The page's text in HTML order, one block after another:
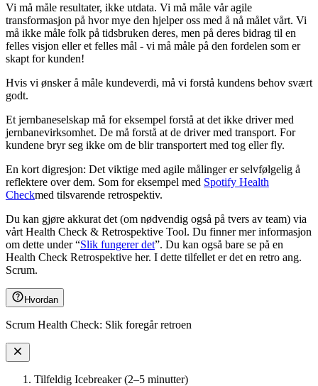
Vi må måle resultater, ikke utdata. Vi må måle vår agile
transformasjon på hvor mye den hjelper oss med å nå målet vårt. Vi
må ikke måle folk på tidsbruken deres, men på deres bidrag til en
felles visjon eller et felles mål - vi må måle på den fordelen som er
skapt for kunden!
Hvis vi ønsker å måle kundeverdi, må vi forstå kundens behov svært
godt.
Et jernbaneselskap må for eksempel forstå at det ikke driver med
jernbanevirksomhet. De må forstå at de driver med transport. For
kundene bryr seg ikke om de blir transportert med tog eller fly.
En kort digresjon: Det viktige med agile målinger er selvfølgelig å
reflektere over dem. Som for eksempel med Spotify Health
Checkmed tilsvarende retrospektiv.
Du kan gjøre akkurat det (om nødvendig også på tvers av team) via
vårt Health Check & Retrospektive Tool. Du finner mer informasjon
om dette under “Slik fungerer det”. Du kan også bare se på en
Health Check Retrospektive her. I dette tilfellet er det en retro ang.
Scrum.
Hvordan
Scrum Health Check: Slik foregår retroen
Tilfeldig Icebreaker (2–5 minutter)